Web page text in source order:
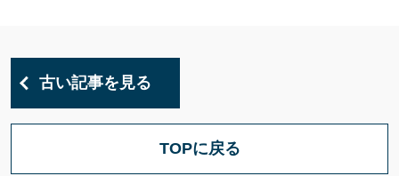
古い記事を見る
TOPに戻る